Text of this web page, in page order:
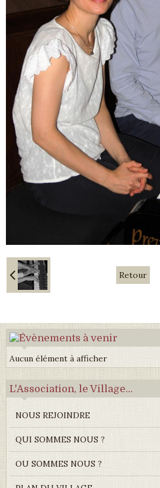
Retour
Aucun élément à afficher
L'Association, le Village...
NOUS REJOINDRE
QUI SOMMES NOUS ?
OU SOMMES NOUS ?